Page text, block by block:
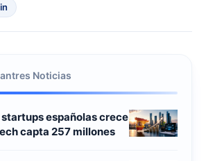
Noticias
españolas crece
capta 257 millones